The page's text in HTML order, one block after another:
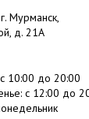
Мурманск,
д. 21А
10:00 до 20:00
: c 12:00 до